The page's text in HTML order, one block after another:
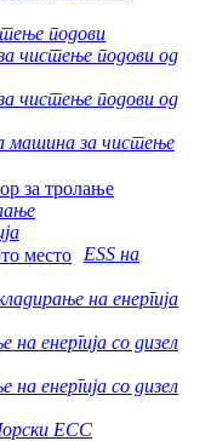
подови
чистење подови од
чистење подови од
машина за чистење
ESS на
на енергија
енергија со дизел
енергија со дизел
ЕСС